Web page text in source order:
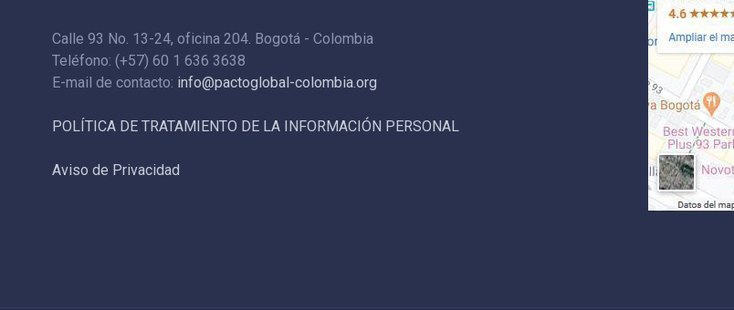
Calle 93 No. 13-24, oficina 204. Bogotá - Colombia
Teléfono: (+57) 60 1 636 3638
E-mail de contacto: info@pactoglobal-colombia.org
POLÍTICA DE TRATAMIENTO DE LA INFORMACIÓN PERSONAL
Aviso de Privacidad